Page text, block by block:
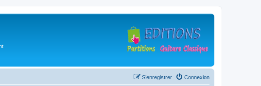
Connexion
S’enregistrer